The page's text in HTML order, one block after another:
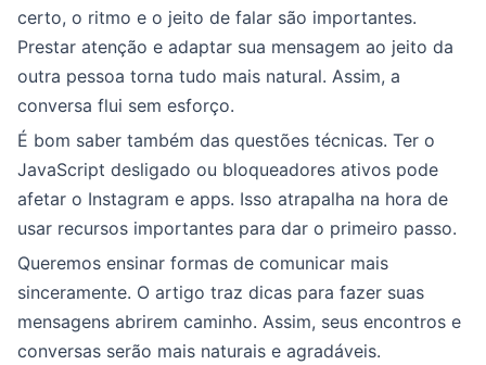
certo, o ritmo e o jeito de falar são importantes.
Prestar atenção e adaptar sua mensagem ao jeito da
outra pessoa torna tudo mais natural. Assim, a
conversa flui sem esforço.
É bom saber também das questões técnicas. Ter o
JavaScript desligado ou bloqueadores ativos pode
afetar o Instagram e apps. Isso atrapalha na hora de
usar recursos importantes para dar o primeiro passo.
Queremos ensinar formas de comunicar mais
sinceramente. O artigo traz dicas para fazer suas
mensagens abrirem caminho. Assim, seus encontros e
conversas serão mais naturais e agradáveis.